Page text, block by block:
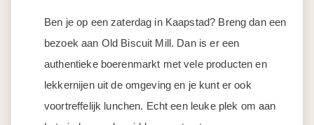
Ben je op een zaterdag in Kaapstad? Breng dan een
bezoek aan Old Biscuit Mill. Dan is er een
authentieke boerenmarkt met vele producten en
lekkernijen uit de omgeving en je kunt er ook
voortreffelijk lunchen. Echt een leuke plek om aan